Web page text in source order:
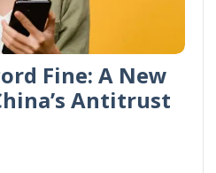
Fine: A New
Antitrust